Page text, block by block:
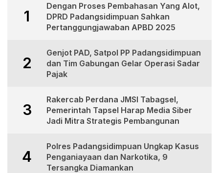
1
Dengan Proses Pembahasan Yang Alot,
DPRD Padangsidimpuan Sahkan
Pertanggungjawaban APBD 2025
2
Genjot PAD, Satpol PP Padangsidimpuan
dan Tim Gabungan Gelar Operasi Sadar
Pajak
3
Rakercab Perdana JMSI Tabagsel,
Pemerintah Tapsel Harap Media Siber
Jadi Mitra Strategis Pembangunan
4
Polres Padangsidimpuan Ungkap Kasus
Penganiayaan dan Narkotika, 9
Tersangka Diamankan